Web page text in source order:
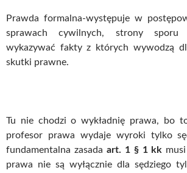
Prawda formalna-występuje w
sprawach cywilnych, strony sporu
wykazywać fakty z których wywodzą
skutki prawne.
Tu nie chodzi o wykładnię prawa, bo
profesor prawa wydaje wyroki tylko
fundamentalna zasada art. 1 § 1 kk
prawa nie są wyłącznie dla sędziego